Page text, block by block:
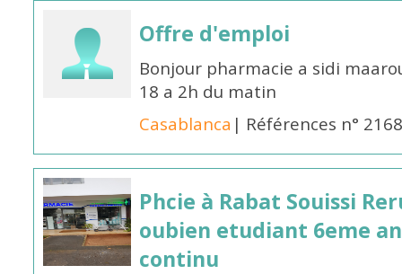
Offre d'emploi
Bonjour pharmacie a sidi
18 a 2h du matin
Casablanca | Références n°
Phcie à Rabat Souissi
oubien etudiant 6eme
continu